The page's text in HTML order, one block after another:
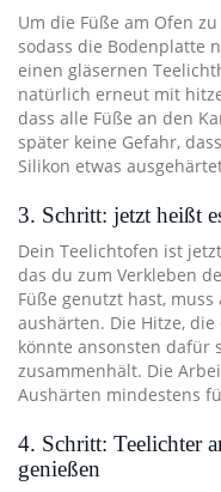
Um die Füße am Ofen
sodass die Bodenplatte
einen gläsernen
natürlich erneut mit
dass alle Füße an den
später keine Gefahr,
Silikon etwas
3. Schritt: jetzt heißt
Dein Teelichtofen ist
das du zum Verkleben
Füße genutzt hast,
aushärten. Die Hitze,
könnte ansonsten dafür
zusammenhält. Die
Aushärten mindestens
4. Schritt: Teelichter
genießen